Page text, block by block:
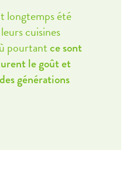
longtemps été
cuisines
pourtantce sont
le goût et
générations